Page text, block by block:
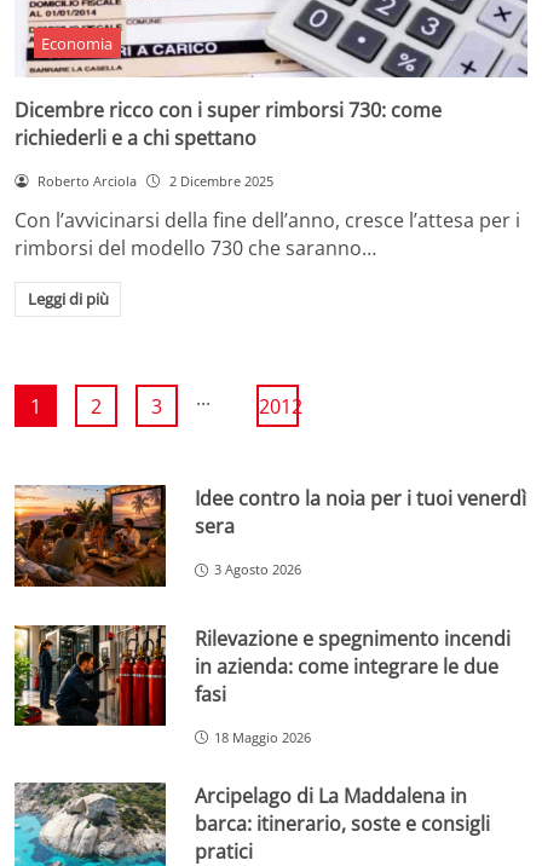
Economia
Dicembre ricco con i super rimborsi 730: come
richiederli e a chi spettano
Roberto Arciola 2 Dicembre 2025
Con l’avvicinarsi della fine dell’anno, cresce l’attesa per i
rimborsi del modello 730 che saranno…
Leggi di più
1 2 3 ... 2012
Idee contro la noia per i tuoi venerdì
sera
3 Agosto 2026
Rilevazione e spegnimento incendi
in azienda: come integrare le due
fasi
18 Maggio 2026
Arcipelago di La Maddalena in
barca: itinerario, soste e consigli
pratici